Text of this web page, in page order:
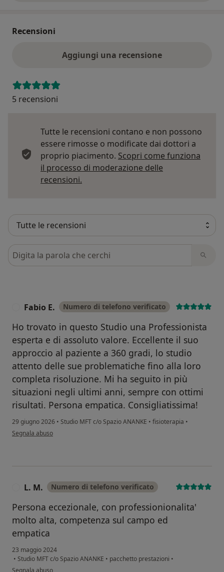
Recensioni
Aggiungi una recensione
5 recensioni
Tutte le recensioni contano e non possono
essere rimosse o modificate dai dottori a
proprio piacimento. Scopri come funziona
il processo di moderazione delle
recensioni.
Cerca nelle recensioni
Fabio E. Numero di telefono verificato
Ho trovato in questo Studio una Professionista
esperta e di assoluto valore. Eccellente il suo
approccio al paziente a 360 gradi, lo studio
attento delle sue problematiche fino alla loro
completa risoluzione. Mi ha seguito in più
situazioni negli ultimi anni, sempre con ottimi
risultati. Persona empatica. Consigliatissima!
29 giugno 2026 • Studio MFT c/o Spazio ANANKE • fisioterapia •
secondo l'opinione dell'utente Fabio E.
Segnala abuso
L. M. Numero di telefono verificato
Persona eccezionale, con professionionalita'
molto alta, competenza sul campo ed
empatica
23 maggio 2024
• Studio MFT c/o Spazio ANANKE • pacchetto prestazioni •
secondo l'opinione dell'utente L. M.
Segnala abuso